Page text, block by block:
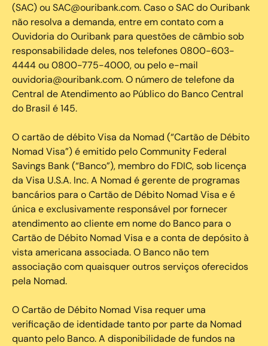
(SAC) ou SAC@ouribank.com. Caso o SAC do Ouribank
não resolva a demanda, entre em contato com a
Ouvidoria do Ouribank para questões de câmbio sob
responsabilidade deles, nos telefones 0800-603-
4444 ou 0800-775-4000, ou pelo e-mail
ouvidoria@ouribank.com. O número de telefone da
Central de Atendimento ao Público do Banco Central
do Brasil é 145.
O cartão de débito Visa da Nomad (“Cartão de Débito
Nomad Visa”) é emitido pelo Community Federal
Savings Bank (“Banco”), membro do FDIC, sob licença
da Visa U.S.A. Inc. A Nomad é gerente de programas
bancários para o Cartão de Débito Nomad Visa e é
única e exclusivamente responsável por fornecer
atendimento ao cliente em nome do Banco para o
Cartão de Débito Nomad Visa e a conta de depósito à
vista americana associada. O Banco não tem
associação com quaisquer outros serviços oferecidos
pela Nomad.
O Cartão de Débito Nomad Visa requer uma
verificação de identidade tanto por parte da Nomad
quanto pelo Banco. A disponibilidade de fundos na